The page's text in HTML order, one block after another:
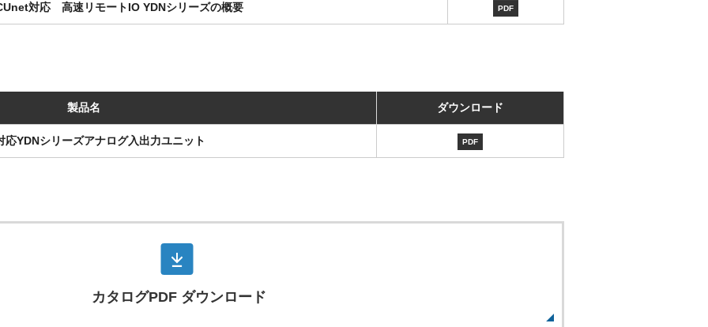
対応 高速リモートIO YDNシリーズの概要 PDF
製品名 ダウンロード
応YDNシリーズアナログ入出力ユニット PDF
カタログPDF ダウンロード